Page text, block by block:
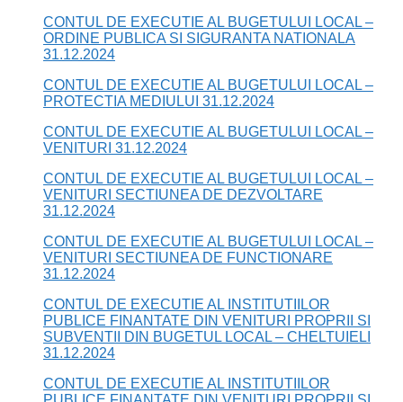
CONTUL DE EXECUTIE AL BUGETULUI LOCAL –
ORDINE PUBLICA SI SIGURANTA NATIONALA
31.12.2024
CONTUL DE EXECUTIE AL BUGETULUI LOCAL –
PROTECTIA MEDIULUI 31.12.2024
CONTUL DE EXECUTIE AL BUGETULUI LOCAL –
VENITURI 31.12.2024
CONTUL DE EXECUTIE AL BUGETULUI LOCAL –
VENITURI SECTIUNEA DE DEZVOLTARE
31.12.2024
CONTUL DE EXECUTIE AL BUGETULUI LOCAL –
VENITURI SECTIUNEA DE FUNCTIONARE
31.12.2024
CONTUL DE EXECUTIE AL INSTITUTIILOR
PUBLICE FINANTATE DIN VENITURI PROPRII SI
SUBVENTII DIN BUGETUL LOCAL – CHELTUIELI
31.12.2024
CONTUL DE EXECUTIE AL INSTITUTIILOR